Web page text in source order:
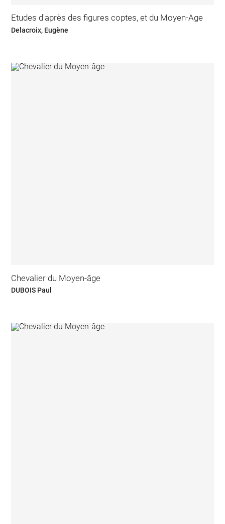
Etudes d'après des figures coptes, et du Moyen-Age
Delacroix, Eugène
Chevalier du Moyen-âge
DUBOIS Paul